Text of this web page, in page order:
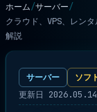
ホーム サーバー
クラウド、VPS、レン
解説
サーバー ソフ
更新日 2026.05.14